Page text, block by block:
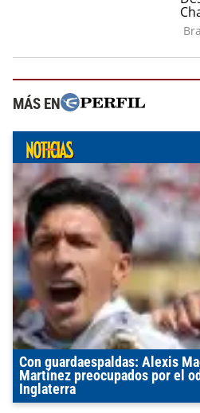
MÁS EN
Con guardaespaldas: Alexis
Martínez preocupados por el
Inglaterra